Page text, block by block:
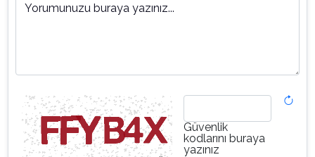
Yorumunuzu buraya yazınız...
Güvenlik
kodlarını buraya
yazınız